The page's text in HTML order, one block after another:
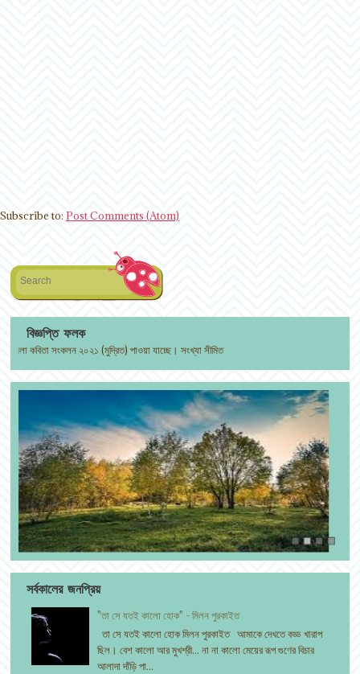
Subscribe to: Post Comments (Atom)
বিজ্ঞপ্তি ফলক
সংকলন ২০২১ (মুদ্রিত) পাওয়া যাচ্ছে। সংখ্যা সীমিত
সর্বকালের জনপ্রিয়
"তা সে যতই কালো হোক" - মিলন পুরকাইত
তা সে যতই কালো হোক মিলন পুরকাইত আমাকে দেখতে বড্ড খারাপ
ছিল। বেশ কালো আর মুখশ্রী... না না কালো মেয়ের রূপ গুণের বিচার
আলাদা দাঁড়ি পা...